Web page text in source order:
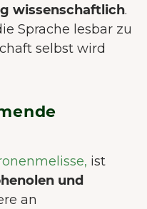
wissenschaftlich.
Sprache lesbar zu
selbst wird
, ist
und
an